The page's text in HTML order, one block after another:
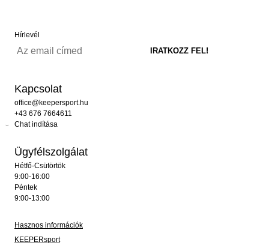
Hírlevél
Kapcsolat
office@keepersport.hu
+43 676 7664611
Chat indítása
Ügyfélszolgálat
Hétfő-Csütörtök
9:00-16:00
Péntek
9:00-13:00
Hasznos információk
KEEPERsport